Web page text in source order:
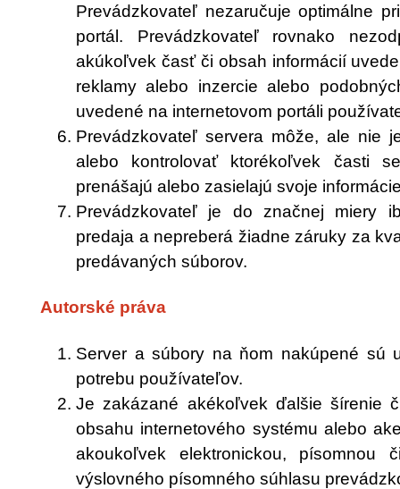
Prevádzkovateľ nezaručuje optimálne
portál. Prevádzkovateľ rovnako
akúkoľvek časť či obsah informácií
reklamy alebo inzercie alebo
uvedené na internetovom portáli
Prevádzkovateľ servera môže, ale nie
alebo kontrolovať ktorékoľvek časti
prenášajú alebo zasielajú svoje
Prevádzkovateľ je do značnej miery
predaja a nepreberá žiadne záruky za
predávaných súborov.
Autorské práva
Server a súbory na ňom nakúpené sú
potrebu používateľov.
Je zakázané akékoľvek ďalšie šírenie
obsahu internetového systému alebo
akoukoľvek elektronickou, písomnou
výslovného písomného súhlasu